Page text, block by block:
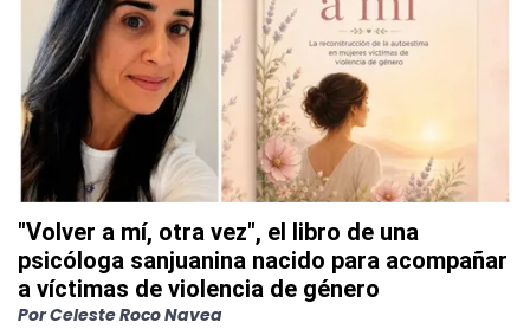
"Volver a mí, otra vez", el libro de una
psicóloga sanjuanina nacido para acompañar
a víctimas de violencia de género
PorCeleste Roco Navea